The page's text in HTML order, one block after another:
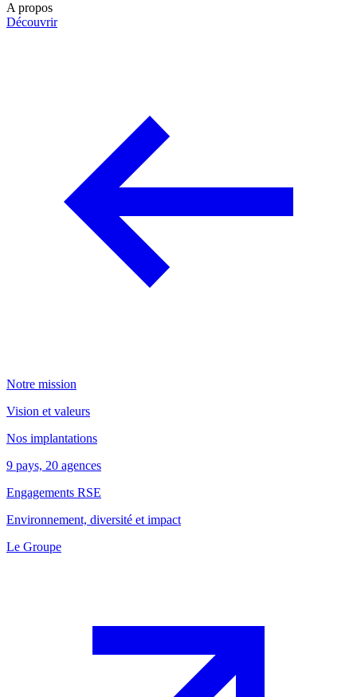
A propos
Découvrir
Notre mission
Vision et valeurs
Nos implantations
9 pays, 20 agences
Engagements RSE
Environnement, diversité et impact
Le Groupe